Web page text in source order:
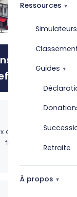
Ressources
Simulateurs
Guides
Retraite
À propos
(Norma
d’occupation
financier